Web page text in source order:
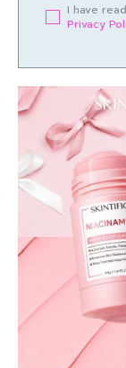
I have
Privacy